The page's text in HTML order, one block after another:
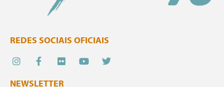
REDES SOCIAIS OFICIAIS
NEWSLETTER